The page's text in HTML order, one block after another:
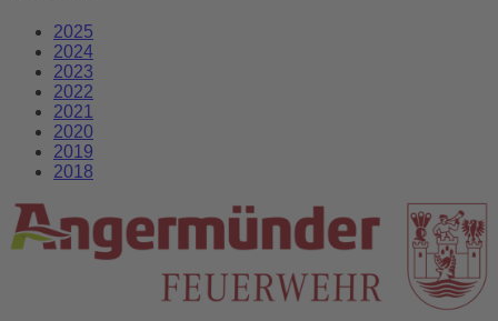
2025
2024
2023
2022
2021
2020
2019
2018